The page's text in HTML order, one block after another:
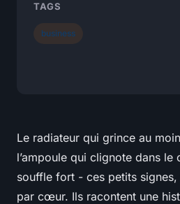
Le radiateur qui grince au
l’ampoule qui clignote dans
souffle fort - ces petits
par cœur. Ils racontent une
TAGS
business